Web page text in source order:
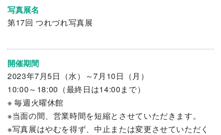
写真展名
第17回 つれづれ写真展
開催期間
2023年7月5日（水）～7月10日（月）
10:00～18:00（最終日は14:00まで）
※ 毎週火曜休館
※当面の間、営業時間を短縮とさせていただきます。
※写真展はやむを得ず、中止または変更させていただく